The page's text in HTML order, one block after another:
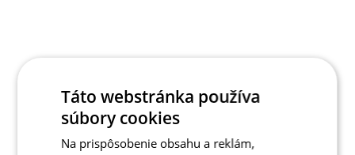
Táto webstránka používa
súbory cookies
Na prispôsobenie obsahu a reklám,